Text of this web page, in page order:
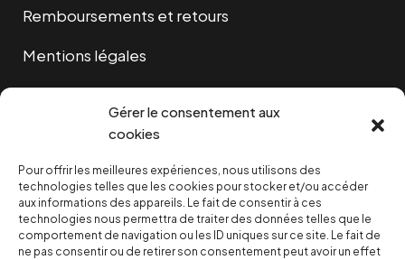
Gérer le consentement aux
cookies
Pour offrir les meilleures expériences, nous utilisons des
technologies telles que les cookies pour stocker et/ou accéder
aux informations des appareils. Le fait de consentir à ces
technologies nous permettra de traiter des données telles que le
comportement de navigation ou les ID uniques sur ce site. Le fait de
ne pas consentir ou de retirer son consentement peut avoir un effet
Remboursements et retours
Mentions légales
NOUS SOUTENIR
NOTRE NEWSLETTER